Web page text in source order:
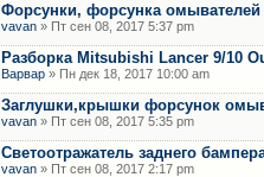
Форсунки, форсунка
vavan » Пт сен 08, 2017 5:37 pm
Разборка Mitsubishi Lancer 9/10
Варвар » Пн дек 18, 2017 10:00 am
Заглушки,крышки форсунок
vavan » Пт сен 08, 2017 5:35 pm
Светоотражатель заднего
vavan » Пт сен 08, 2017 2:17 pm